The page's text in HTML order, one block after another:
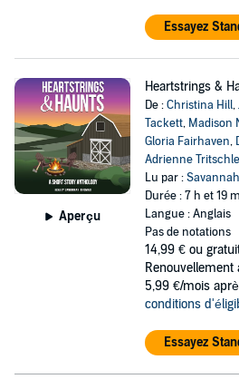
Essayez
Aperçu
Heartstrings &
De :Christina Hill,
Tackett, Madison
Gloria Fairhaven,
Adrienne
Lu par :
Durée : 7 h et 19
Langue : Anglais
Pas de notations
14,99 € ou
5,99 €/mois
conditions
Essayez